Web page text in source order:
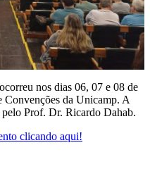
nos dias 06, 07 e 08 de
da Unicamp. A
Prof. Dr. Ricardo Dahab.
clicando aqui!